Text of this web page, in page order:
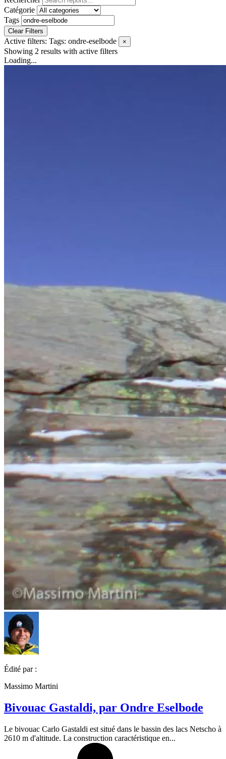
Catégorie
Tags
Clear Filters
Active filters: Tags: ondre-eselbode ×
Showing 2 results with active filters
Loading...
Édité par :
Massimo Martini
Bivouac Gastaldi, par Ondre Eselbode
Le bivouac Carlo Gastaldi est situé dans le bassin des lacs Netscho à
2610 m d'altitude. La construction caractéristique en...